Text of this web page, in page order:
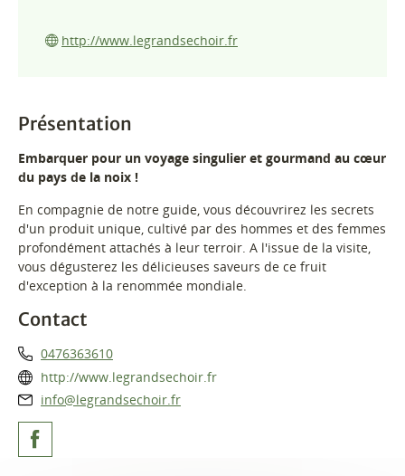
http://www.legrandsechoir.fr
Présentation
Embarquer pour un voyage singulier et gourmand au cœur
du pays de la noix !
En compagnie de notre guide, vous découvrirez les secrets
d'un produit unique, cultivé par des hommes et des femmes
profondément attachés à leur terroir. A l'issue de la visite,
vous dégusterez les délicieuses saveurs de ce fruit
d'exception à la renommée mondiale.
Contact
0476363610
http://www.legrandsechoir.fr
info@legrandsechoir.fr